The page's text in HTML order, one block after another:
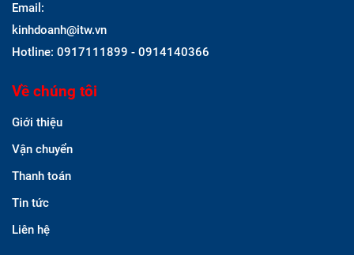
Email:
kinhdoanh@itw.vn
Hotline: 0917111899 - 0914140366
Về chúng tôi
Giới thiệu
Vận chuyển
Thanh toán
Tin tức
Liên hệ